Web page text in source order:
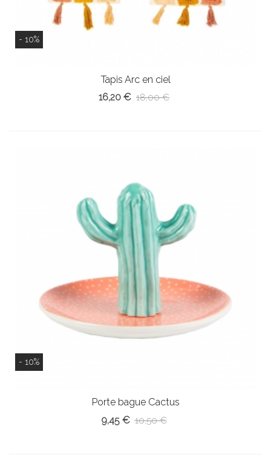
- 10%
Tapis Arc en ciel
16,20 € 18,00 €
- 10%
Porte bague Cactus
9,45 € 10,50 €